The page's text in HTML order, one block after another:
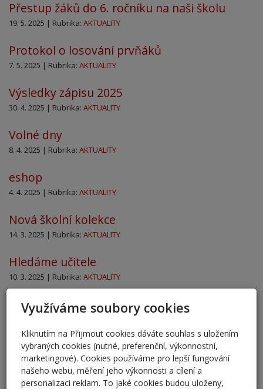
Přestup žáků do 6. ročníku na naši školu
19. 5. 2025 | Rubrika: AKTUALITY
Protokol o losování prvňáků
7. 5. 2025 | Rubrika: AKTUALITY
Výsledky zápisu 2025
30. 4. 2025 | Rubrika: AKTUALITY
Volné dny
8. 4. 2025 | Rubrika: AKTUALITY
eshop
4. 4. 2025 | Rubrika: AKTUALITY
Nová školní kolekce
14. 3. 2025 | Rubrika: AKTUALITY
Hledáme učitele
10. 3. 2025 | Rubrika: AKTUALITY
Zápis 2025
28. 2. 2025 | Rubrika:
Desatero pro rodiče dětí předškolního věku
18. 2. 2025 | Rubrika:AKTUALITY
Využíváme soubory cookies
Kliknutím na Přijmout cookies dáváte souhlas s uložením
vybraných cookies (nutné, preferenční, výkonnostní,
marketingové). Cookies používáme pro lepší fungování
našeho webu, měření jeho výkonnosti a cílení a
personalizaci reklam. To jaké cookies budou uloženy,